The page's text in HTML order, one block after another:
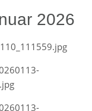
2026